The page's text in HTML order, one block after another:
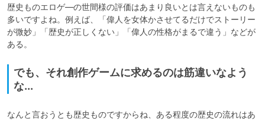
歴史ものエロゲ―の世間様の評価はあまり良いとは言えないものも
多いですよね。例えば、「偉人を女体かさせてるだけでストーリー
が微妙」「歴史が正しくない」「偉人の性格がまるで違う」などが
ある。
でも、それ創作ゲームに求めるのは筋違いなよう
な...
なんと言おうとも歴史ものですからね、ある程度の歴史の流れはあ